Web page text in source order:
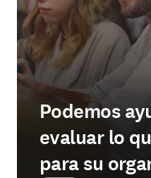
Podemos
evaluar lo
para su